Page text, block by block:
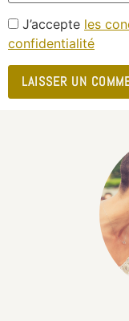
J’accepte les
confidentialité